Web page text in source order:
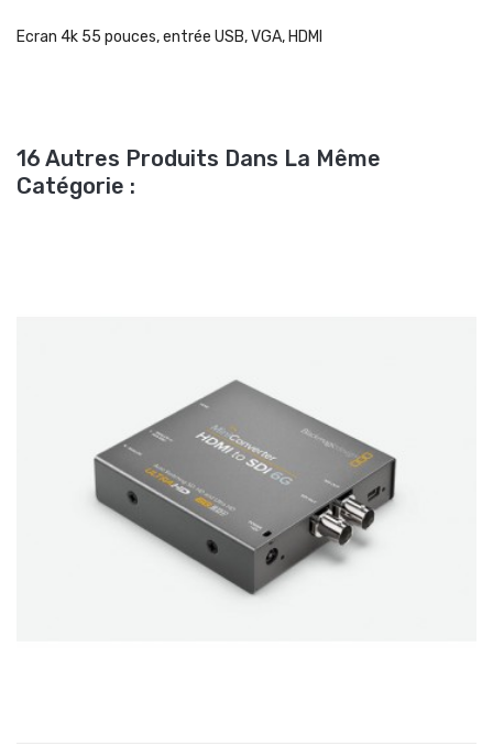
Ecran 4k 55 pouces, entrée USB, VGA, HDMI
16 Autres Produits Dans La Même
Catégorie :